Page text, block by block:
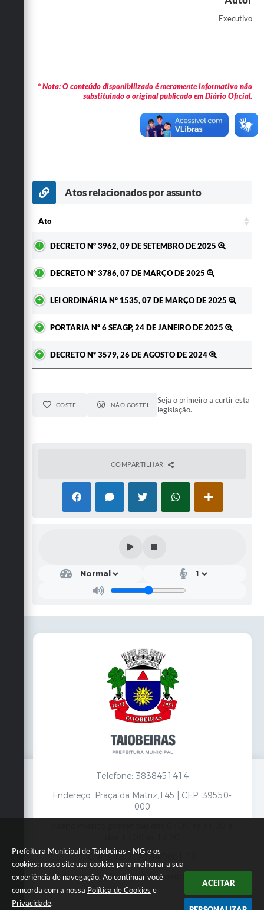
Prefeitura Municipal de Taiobeiras - MG e os
cookies: nosso site usa cookies para melhorar a sua
experiência de navegação. Ao continuar você
concorda com a nossa Política de Cookies e
Privacidade.
ACEITAR
Sala M. do Empreendedor
Executivo
* Nota: O conteúdo disponibilizado é meramente informativo não
substituindo o original publicado em Diário Oficial.
Atos relacionados por assunto
Ato
DECRETO Nº 3962, 09 DE SETEMBRO DE 2025
DECRETO Nº 3786, 07 DE MARÇO DE 2025
LEI ORDINÁRIA Nº 1535, 07 DE MARÇO DE 2025
PORTARIA Nº 6 SEAGP, 24 DE JANEIRO DE 2025
DECRETO Nº 3579, 26 DE AGOSTO DE 2024
GOSTEI NÃO GOSTEI
Seja o primeiro a curtir esta
legislação.
COMPARTILHAR
Telefone: 3838451414
Endereço: Praça da Matriz,145 | CEP: 39550-
000
CNPJ: 18.017.384/0001-10
Prefeitura Municipal de Taiobeiras - MG